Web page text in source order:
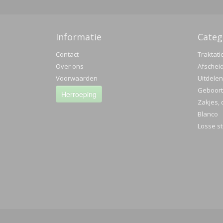
Informatie
Contact
Over ons
Voorwaarden
Herroeping
Afscheid
Uitdelen
Zakjes,
Blanco
Losse